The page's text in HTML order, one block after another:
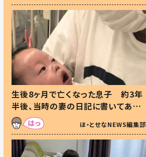
生後8ヶ月で亡くなった息子 約3年
半後、当時の妻の日記に書いてあっ
た本音とは
ほ・とせなNEWS編集部